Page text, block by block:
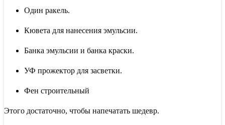
Один ракель.
Кювета для нанесения эмульсии.
Банка эмульсии и банка краски.
УФ прожектор для засветки.
Фен строительный
Этого достаточно, чтобы напечатать шедевр.